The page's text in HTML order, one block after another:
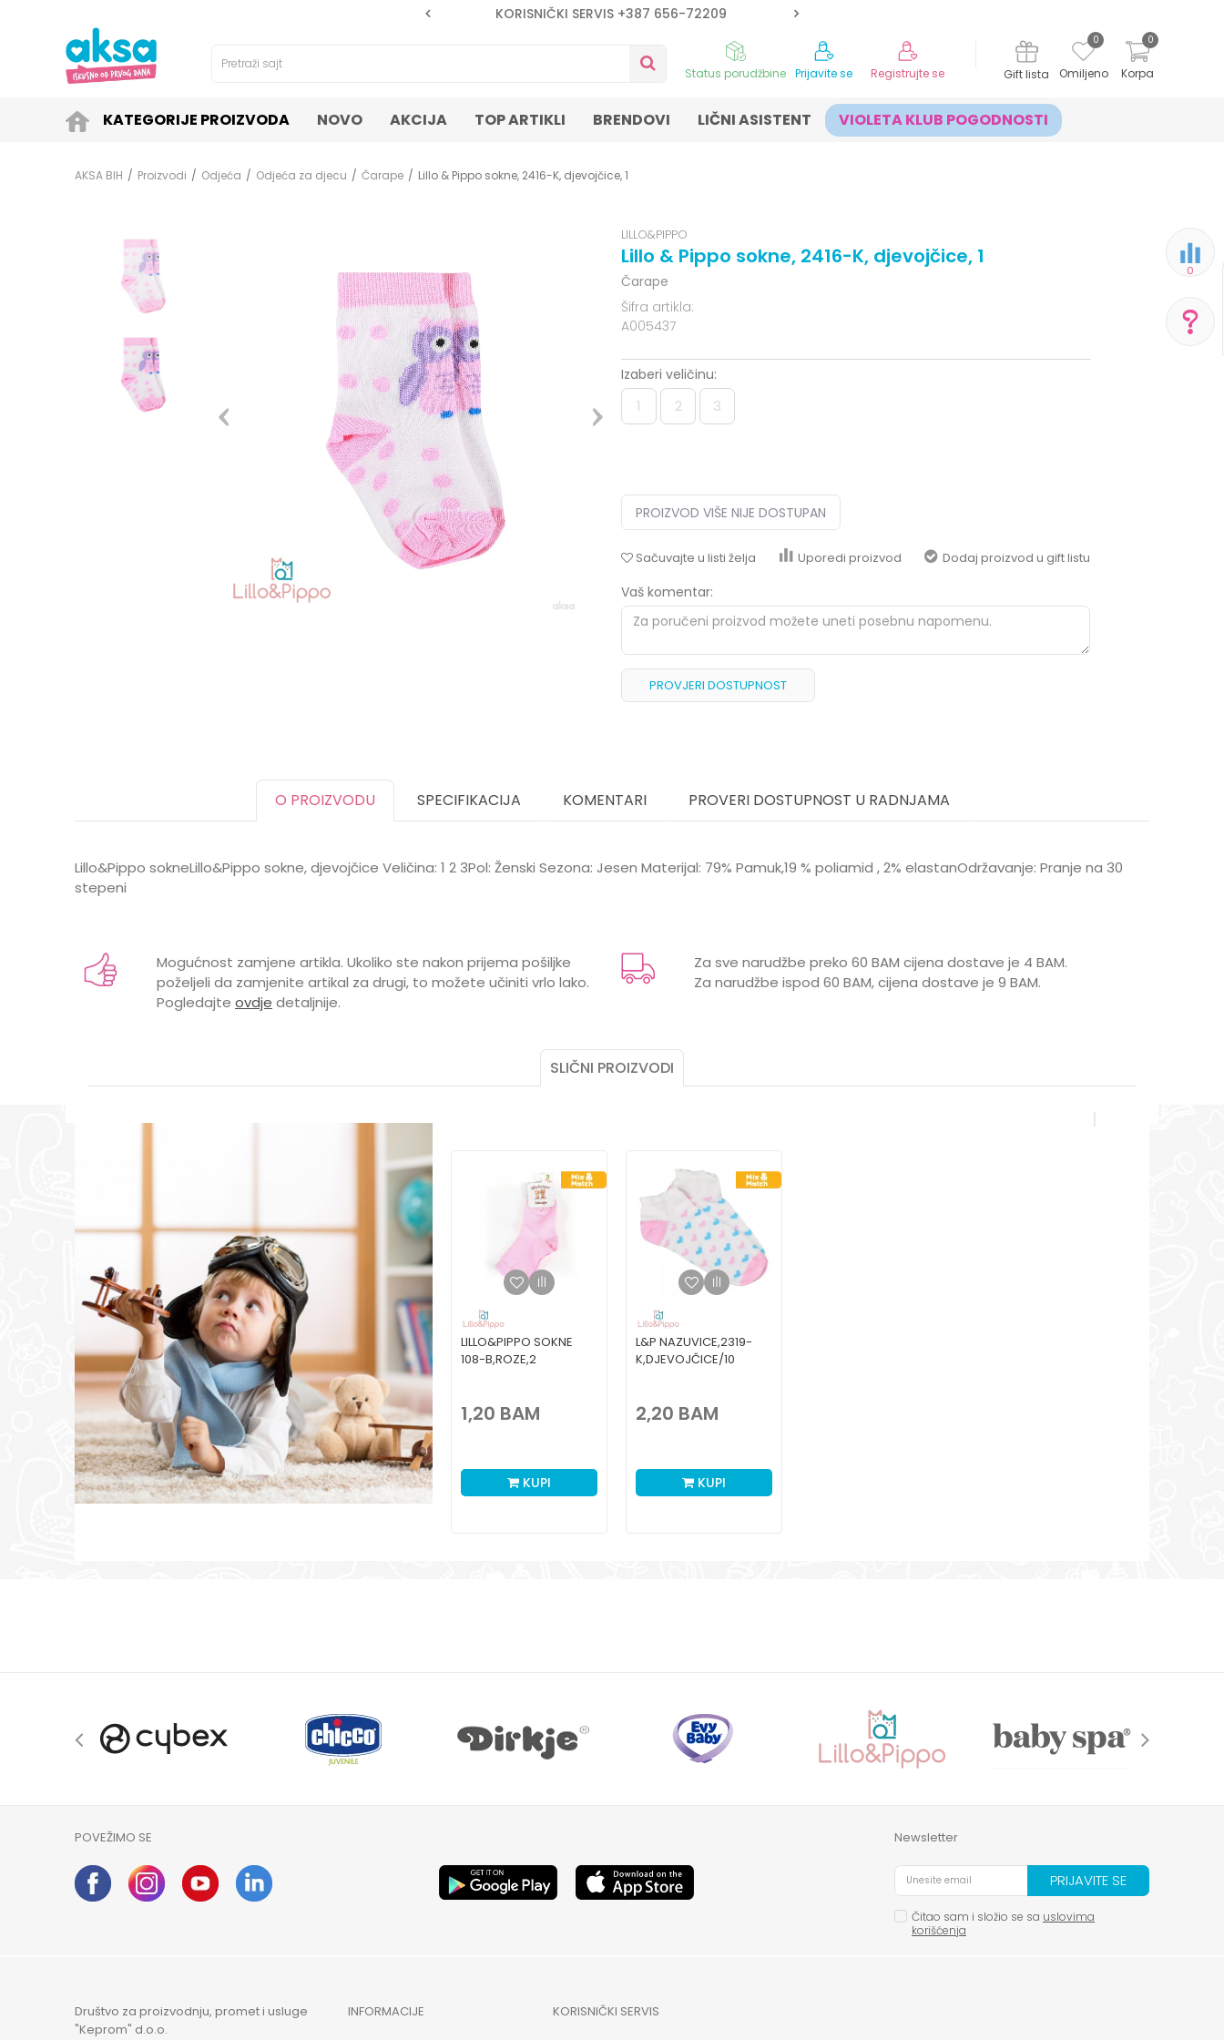
KORISNIČKI SERVIS +387 656-72209
Pretraži sajt
Korpa
0
Omiljeno
0
Gift lista
Prijavite se Registrujte se
Status porudžbine
KATEGORIJE PROIZVODA NOVO AKCIJA TOP ARTIKLI BRENDOVI LIČNI ASISTENT VIOLETA KLUB POGODNOSTI
0
AKSA BIH Proizvodi Odjeća Odjeća za djecu Čarape Lillo & Pippo sokne, 2416-K, djevojčice, 1
LILLO&PIPPO
Lillo & Pippo sokne, 2416-K, djevojčice, 1
Čarape
Šifra artikla:
A005437
Izaberi veličinu:
1 2 3
PROIZVOD VIŠE NIJE DOSTUPAN
Sačuvajte u listi želja Uporedi proizvod Dodaj proizvod u gift listu
Vaš komentar:
PROVJERI DOSTUPNOST
aksaonlinebih@aksabih.ba
O PROIZVODU SPECIFIKACIJA KOMENTARI PROVERI DOSTUPNOST U RADNJAMA
Lillo&Pippo sokneLillo&Pippo sokne, djevojčice Veličina: 1 2 3Pol: Ženski Sezona: Jesen Materijal: 79% Pamuk,19 % poliamid , 2% elastanOdržavanje: Pranje na 30
stepeni
Brend
LILLO&PIPPO
Mogućnost zamjene artikla. Ukoliko ste nakon prijema pošiljke
poželjeli da zamjenite artikal za drugi, to možete učiniti vrlo lako.
Pogledajte ovdje detaljnije.
Za sve narudžbe preko 60 BAM cijena dostave je 4 BAM.
Za narudžbe ispod 60 BAM, cijena dostave je 9 BAM.
SLIČNI PROIZVODI
LILLO&PIPPO SOKNE
108-B,ROZE,2
1,20 BAM
KUPI
L&P NAZUVICE,2319-
K,DJEVOJČICE/10
2,20 BAM
KUPI
POVEŽIMO SE Newsletter
PRIJAVITE SE
Čitao sam i složio se sa uslovima
korišćenja
Društvo za proizvodnju, promet i usluge
"Keprom" d.o.o.
INFORMACIJE KORISNIČKI SERVIS